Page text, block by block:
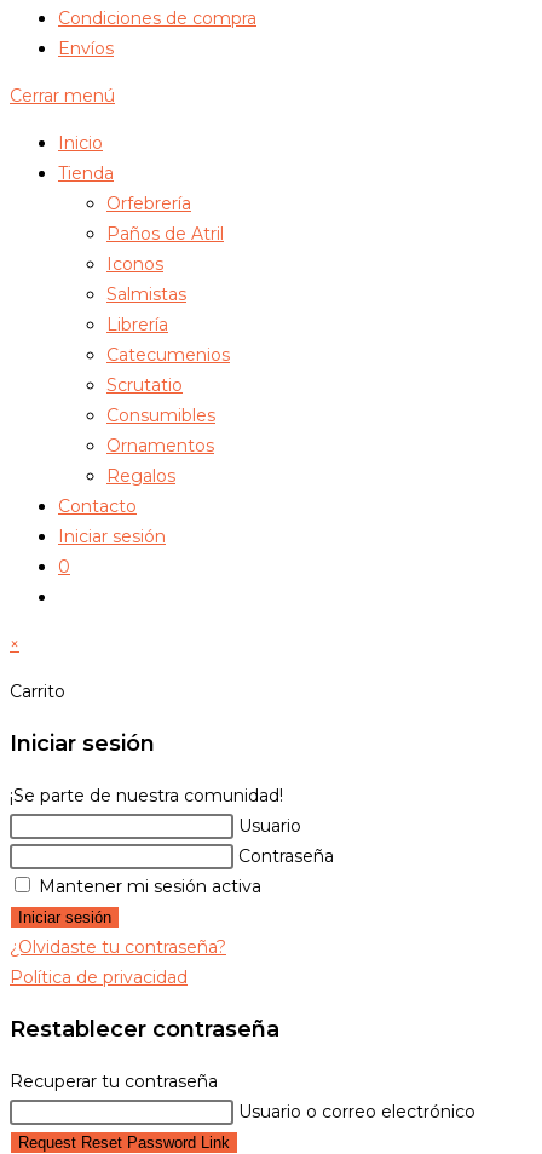
Condiciones de compra
Envíos
Cerrar menú
Inicio
Tienda
Orfebrería
Paños de Atril
Iconos
Salmistas
Librería
Catecumenios
Scrutatio
Consumibles
Ornamentos
Regalos
Contacto
Iniciar sesión
0
la
×
Carrito
Iniciar sesión
¡Se parte de nuestra comunidad!
Usuario
Contraseña
Mantener mi sesión activa
Iniciar sesión
¿Olvidaste tu contraseña?
Política de privacidad
Restablecer contraseña
Recuperar tu contraseña
Usuario o correo electrónico
Request Reset Password Link